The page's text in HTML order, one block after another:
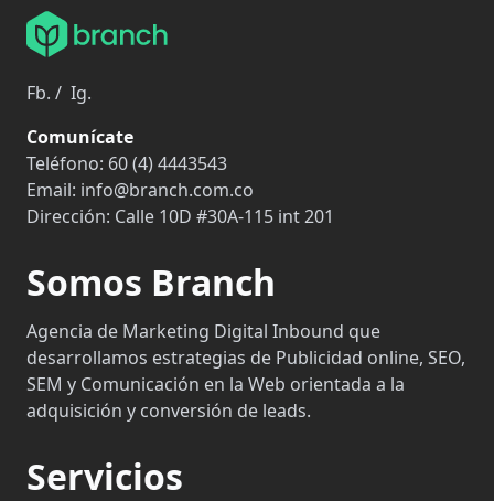
Fb. / Ig.
Comunícate
Teléfono: 60 (4) 4443543
Email: info@branch.com.co
Dirección: Calle 10D #30A-115 int 201
Somos Branch
Agencia de Marketing Digital Inbound que
desarrollamos estrategias de Publicidad online, SEO,
SEM y Comunicación en la Web orientada a la
adquisición y conversión de leads.
Servicios